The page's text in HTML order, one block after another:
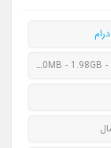
درام
337MB - 540MB - 840MB -